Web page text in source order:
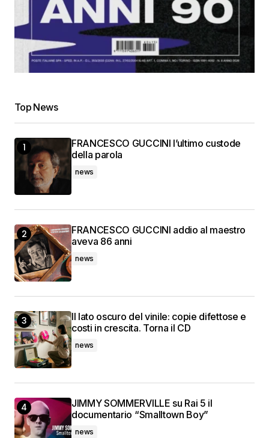
Top News
FRANCESCO GUCCINI l’ultimo custode
della parola
news
FRANCESCO GUCCINI addio al maestro
aveva 86 anni
news
Il lato oscuro del vinile: copie difettose e
costi in crescita. Torna il CD
news
JIMMY SOMMERVILLE su Rai 5 il
documentario “Smalltown Boy”
news